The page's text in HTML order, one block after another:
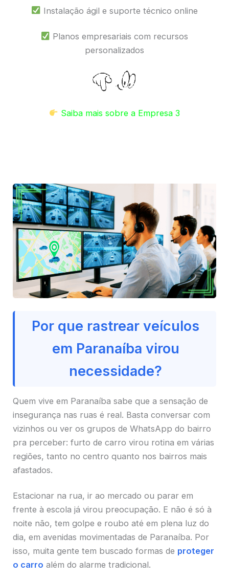
Instalação ágil e suporte técnico online
Planos empresariais com recursos
personalizados
Saiba mais sobre a Empresa 3
Por que rastrear veículos
em Paranaíba virou
necessidade?
Quem vive em Paranaíba sabe que a sensação de
insegurança nas ruas é real. Basta conversar com
vizinhos ou ver os grupos de WhatsApp do bairro
pra perceber: furto de carro virou rotina em várias
regiões, tanto no centro quanto nos bairros mais
afastados.
Estacionar na rua, ir ao mercado ou parar em
frente à escola já virou preocupação. E não é só à
noite não, tem golpe e roubo até em plena luz do
dia, em avenidas movimentadas de Paranaíba. Por
isso, muita gente tem buscado formas de proteger
o carro além do alarme tradicional.